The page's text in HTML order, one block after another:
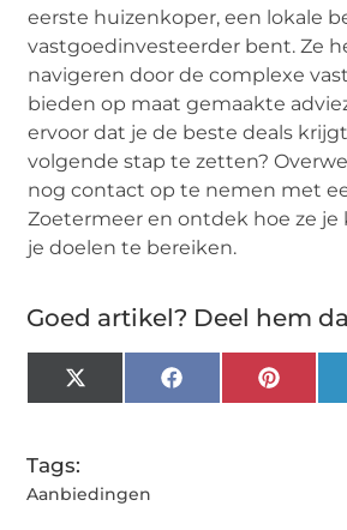
eerste huizenkoper, een lokale
vastgoedinvesteerder bent. Ze
navigeren door de complexe
bieden op maat gemaakte
ervoor dat je de beste deals
volgende stap te zetten?
nog contact op te nemen met
Zoetermeer en ontdek hoe ze
je doelen te bereiken.
Goed artikel? Deel hem
X
(Twitter)
Facebook
Tags:
Aanbiedingen